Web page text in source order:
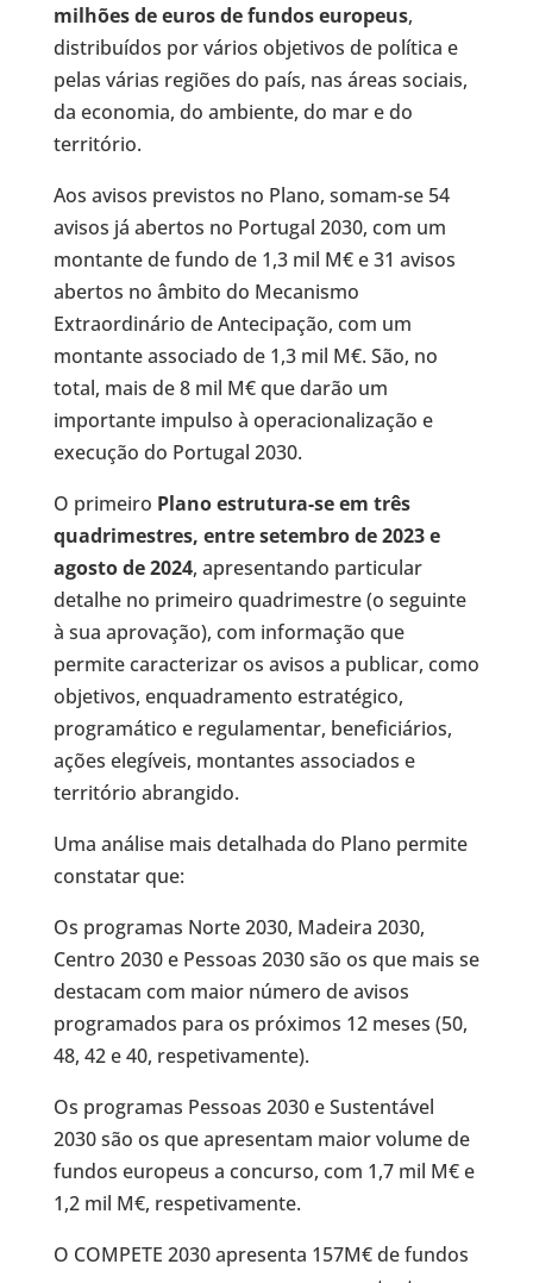
milhões de euros de fundos europeus,
distribuídos por vários objetivos de política e
pelas várias regiões do país, nas áreas sociais,
da economia, do ambiente, do mar e do
território.
Aos avisos previstos no Plano, somam-se 54
avisos já abertos no Portugal 2030, com um
montante de fundo de 1,3 mil M€ e 31 avisos
abertos no âmbito do Mecanismo
Extraordinário de Antecipação, com um
montante associado de 1,3 mil M€. São, no
total, mais de 8 mil M€ que darão um
importante impulso à operacionalização e
execução do Portugal 2030.
O primeiro Plano estrutura-se em três
quadrimestres, entre setembro de 2023 e
agosto de 2024, apresentando particular
detalhe no primeiro quadrimestre (o seguinte
à sua aprovação), com informação que
permite caracterizar os avisos a publicar, como
objetivos, enquadramento estratégico,
programático e regulamentar, beneficiários,
ações elegíveis, montantes associados e
território abrangido.
Uma análise mais detalhada do Plano permite
constatar que:
Os programas Norte 2030, Madeira 2030,
Centro 2030 e Pessoas 2030 são os que mais se
destacam com maior número de avisos
programados para os próximos 12 meses (50,
48, 42 e 40, respetivamente).
Os programas Pessoas 2030 e Sustentável
2030 são os que apresentam maior volume de
fundos europeus a concurso, com 1,7 mil M€ e
1,2 mil M€, respetivamente.
O COMPETE 2030 apresenta 157M€ de fundos